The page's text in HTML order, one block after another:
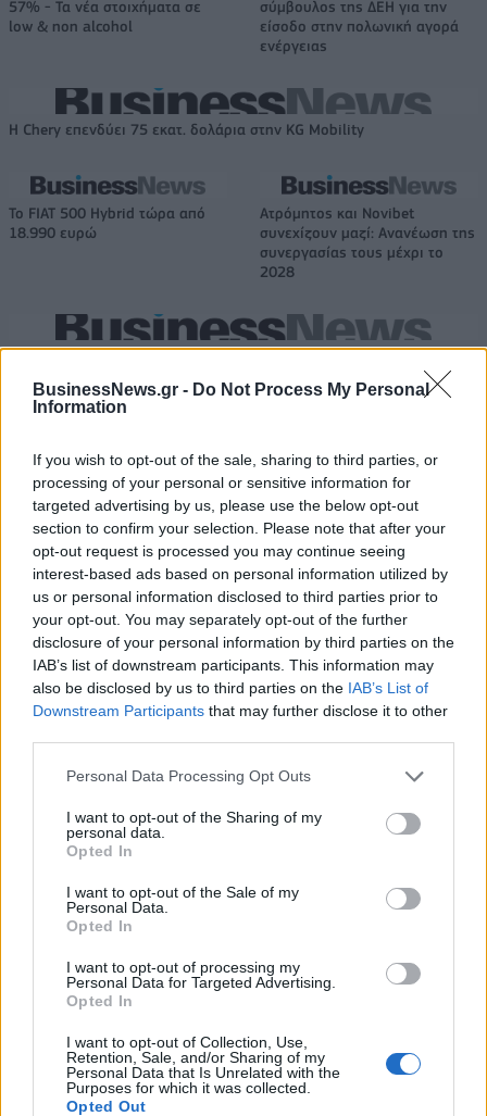
BusinessNews.gr - Do Not Process My Personal
Information
If you wish to opt-out of the sale, sharing to third parties, or
processing of your personal or sensitive information for
targeted advertising by us, please use the below opt-out
section to confirm your selection. Please note that after your
opt-out request is processed you may continue seeing
interest-based ads based on personal information utilized by
us or personal information disclosed to third parties prior to
your opt-out. You may separately opt-out of the further
disclosure of your personal information by third parties on the
IAB’s list of downstream participants. This information may
also be disclosed by us to third parties on the IAB’s List of
Downstream Participants that may further disclose it to other
Personal Data Processing Opt Outs
I want to opt-out of the Sharing of my
personal data.
Opted In
I want to opt-out of the Sale of my
Personal Data.
Opted In
I want to opt-out of processing my
Personal Data for Targeted Advertising.
Opted In
I want to opt-out of Collection, Use,
Retention, Sale, and/or Sharing of my
Personal Data that Is Unrelated with the
Purposes for which it was collected.
Opted Out
57% - Τα νέα στοιχήματα σε
low & non alcohol
σύμβουλος της ΔΕΗ για την
είσοδο στην πολωνική αγορά
ενέργειας
Η Chery επενδύει 75 εκατ. δολάρια στην KG Mobility
Το FIAT 500 Hybrid τώρα από
18.990 ευρώ
Ατρόμητος και Novibet
συνεχίζουν μαζί: Ανανέωση της
συνεργασίας τους μέχρι το
2028
18η συνεχόμενη χρονιά για τον ΟΤΕ στη διεθνή σειρά δεικτών
Alpha Bank: Για πρώτη φορά το Αρχαίο Θέατρο Επιδαύρου άνοιξε τις
πύλες του σε όλους
ΠΕΡΙΣΣΌΤΕΡΑ ΣΕ ΑΥΤΉ ΤΗΝ ΚΑΤΗΓΟΡΊΑ
Ο κορoνοϊός επιφέρει
παγκόσμια μείωση
πωλήσεων πλήττοντας
κατά 23% τα πολυτελή
προϊόντα
18/11/2020 - 14:27
Αποζημιώθηκε με 2.000
ευρώ λόγω ενοχλητικών
τηλεφωνημάτων